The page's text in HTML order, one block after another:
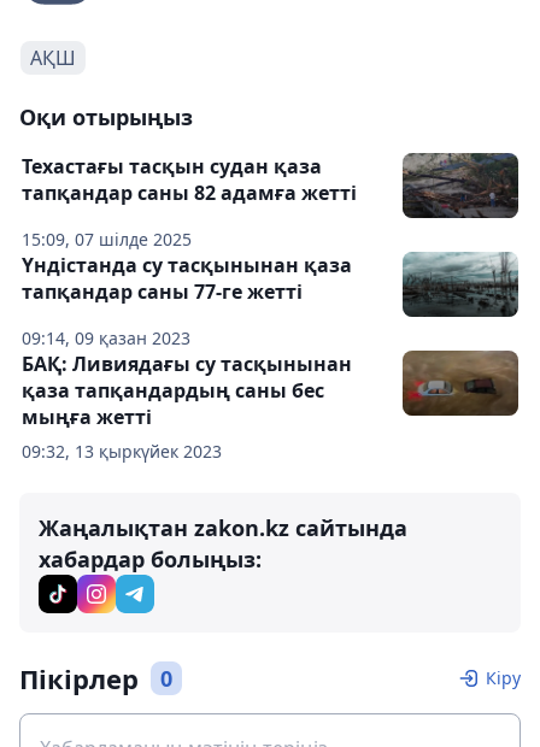
АҚШ
Оқи отырыңыз
15:09, 07 шілде 2025
Техастағы тасқын судан қаза
тапқандар саны 82 адамға жетті
09:14, 09 қазан 2023
Үндістанда су тасқынынан қаза
тапқандар саны 77-ге жетті
09:32, 13 қыркүйек 2023
БАҚ: Ливиядағы су тасқынынан
қаза тапқандардың саны бес
мыңға жетті
Жаңалықтан zakon.kz сайтында
хабардар болыңыз:
Пікірлер 0 Кіру